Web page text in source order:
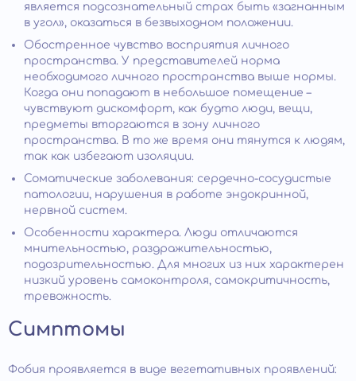
является подсознательный страх быть «загнанным
в угол», оказаться в безвыходном положении.
Обостренное чувство восприятия личного
пространства. У представителей норма
необходимого личного пространства выше нормы.
Когда они попадают в небольшое помещение –
чувствуют дискомфорт, как будто люди, вещи,
предметы вторгаются в зону личного
пространства. В то же время они тянутся к людям,
так как избегают изоляции.
Соматические заболевания: сердечно-сосудистые
патологии, нарушения в работе эндокринной,
нервной систем.
Особенности характера. Люди отличаются
мнительностью, раздражительностью,
подозрительностью. Для многих из них характерен
низкий уровень самоконтроля, самокритичность,
тревожность.
Симптомы
Фобия проявляется в виде вегетативных проявлений: